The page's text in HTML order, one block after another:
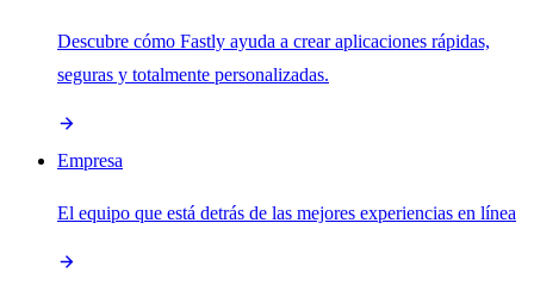
Descubre cómo Fastly ayuda a crear aplicaciones rápidas,
seguras y totalmente personalizadas.
Empresa
El equipo que está detrás de las mejores experiencias en línea